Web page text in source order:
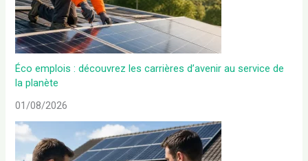
Éco emplois : découvrez les carrières d’avenir au service de
la planète
01/08/2026